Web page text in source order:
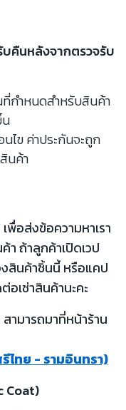
บคืนหลังจากตรวจรับ
ที่กำหนดสำหรับสินค้า
ไข ค่าประกันจะถูก
นค้า
เพื่อส่งข้อความหาเรา
า ถ้าลูกค้าเปิดเวป
สินค้าชิ้นนี้ หรือแคป
อเช่าสินค้านะคะ
ามารถมาที่หน้าร้าน
ไทย - รามอินทรา)
Coat)